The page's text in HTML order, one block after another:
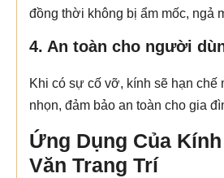
đồng thời không bị ẩm mốc, ngả
4. An toàn cho người
Khi có sự cố vỡ, kính sẽ hạn chế
nhọn, đảm bảo an toàn cho gia
Ứng Dụng Của
Văn Trang Trí